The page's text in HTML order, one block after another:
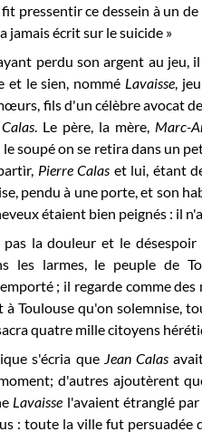
pressentir ce dessein à un
jamais écrit sur le suicide »
perdu son argent au jeu,
et le sien, nommé Lavaisse ,
fils d'un célèbre avocat
Calas . Le père, la mère, Marc-
soupé on se retira dans un
Pierre Calas et lui, étant
pendu à une porte, et son
étaient bien peignés : il
la douleur et le
les larmes, le peuple de
; il regarde comme
à Toulouse qu'on solemnise,
quatre mille citoyens
s'écria que Jean Calas
d'autres ajoutèrent
Lavaisse l'avaient étranglé
: toute la ville fut persuadée